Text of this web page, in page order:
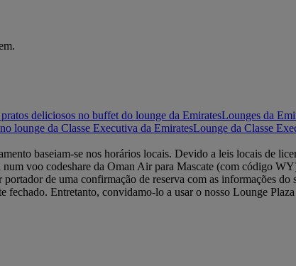
Lounges da
Lounge da Classe
baseiam-se nos horários locais. Devido a leis locais de
voo codeshare da Oman Air para Mascate (com código
de uma confirmação de reserva com as informações do
Entretanto, convidamo-lo a usar o nosso Lounge